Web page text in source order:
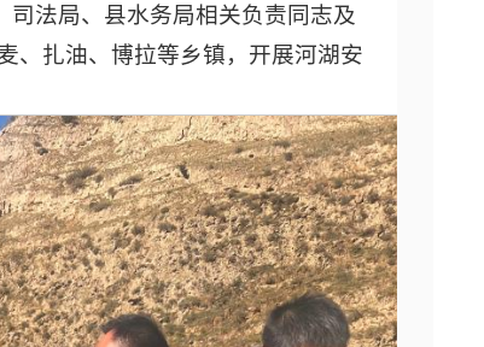
法局、县水务局相关负责同志及
、扎油、博拉等乡镇，开展河湖安